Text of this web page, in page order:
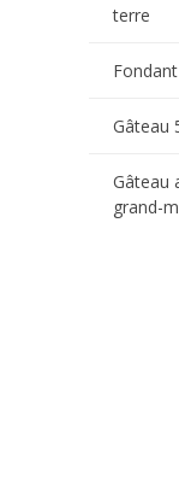
terre
Gâteau
Gâteau
grand-